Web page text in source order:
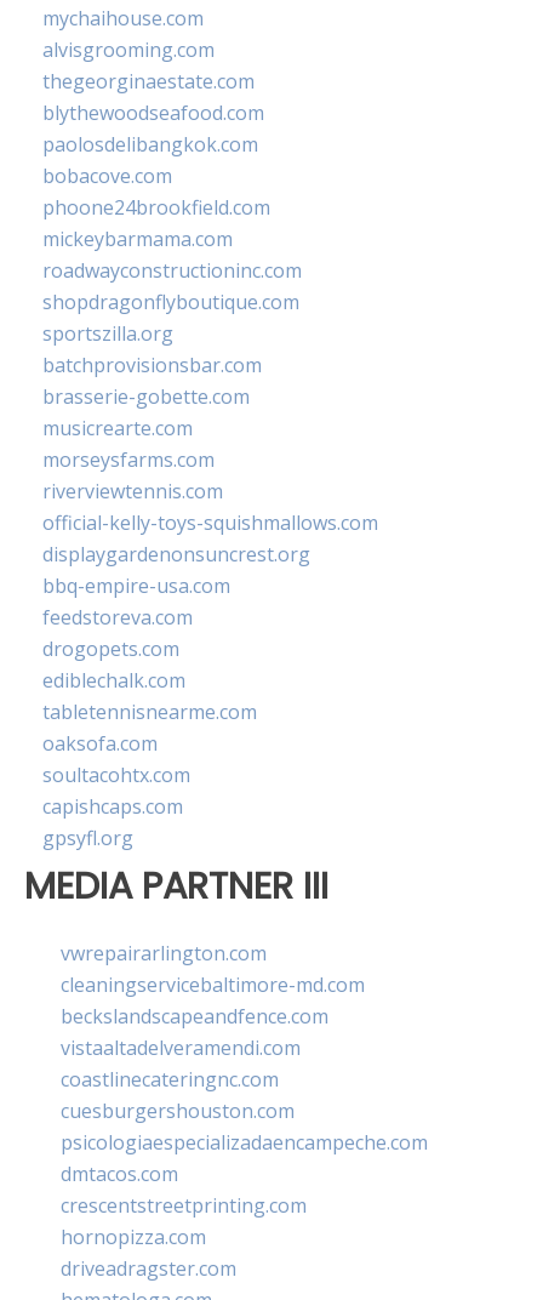
mychaihouse.com
alvisgrooming.com
thegeorginaestate.com
blythewoodseafood.com
paolosdelibangkok.com
bobacove.com
phoone24brookfield.com
mickeybarmama.com
roadwayconstructioninc.com
shopdragonflyboutique.com
sportszilla.org
batchprovisionsbar.com
brasserie-gobette.com
musicrearte.com
morseysfarms.com
riverviewtennis.com
official-kelly-toys-squishmallows.com
displaygardenonsuncrest.org
bbq-empire-usa.com
feedstoreva.com
drogopets.com
ediblechalk.com
tabletennisnearme.com
oaksofa.com
soultacohtx.com
capishcaps.com
gpsyfl.org
MEDIA PARTNER III
vwrepairarlington.com
cleaningservicebaltimore-md.com
beckslandscapeandfence.com
vistaaltadelveramendi.com
coastlinecateringnc.com
cuesburgershouston.com
psicologiaespecializadaencampeche.com
dmtacos.com
crescentstreetprinting.com
hornopizza.com
driveadragster.com